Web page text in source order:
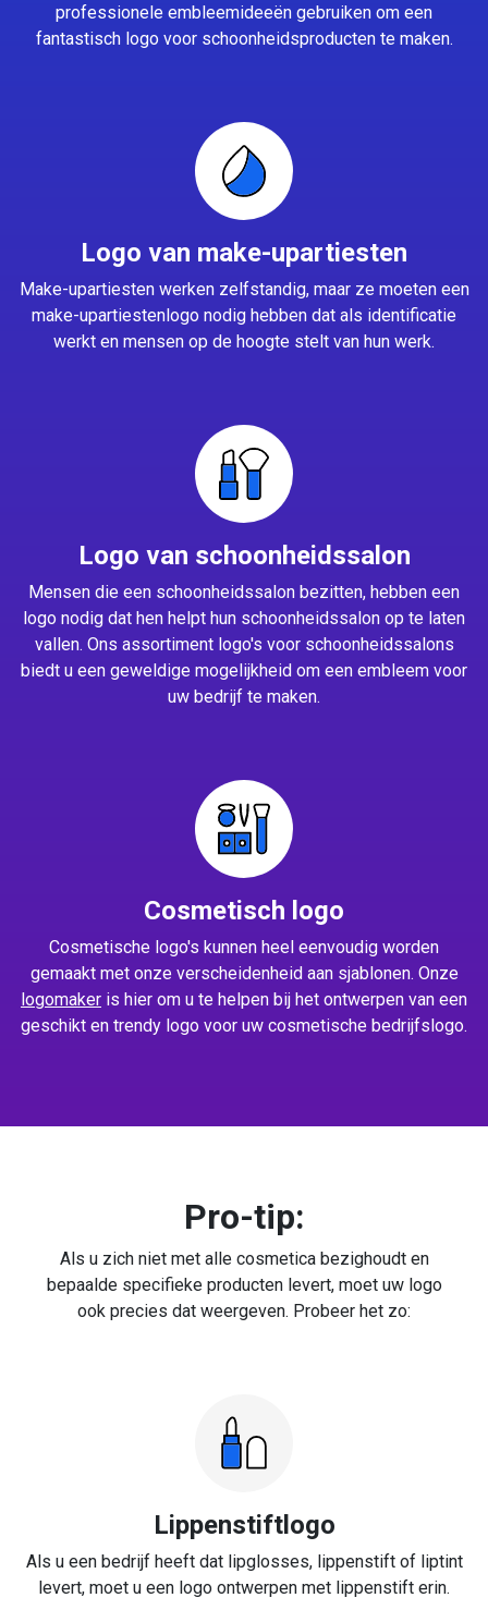
professionele embleemideeën gebruiken om een
fantastisch logo voor schoonheidsproducten te maken.
Logo van make-upartiesten
Make-upartiesten werken zelfstandig, maar ze moeten een
make-upartiestenlogo nodig hebben dat als identificatie
werkt en mensen op de hoogte stelt van hun werk.
Logo van schoonheidssalon
Mensen die een schoonheidssalon bezitten, hebben een
logo nodig dat hen helpt hun schoonheidssalon op te laten
vallen. Ons assortiment logo's voor schoonheidssalons
biedt u een geweldige mogelijkheid om een embleem voor
uw bedrijf te maken.
Cosmetisch logo
Cosmetische logo's kunnen heel eenvoudig worden
gemaakt met onze verscheidenheid aan sjablonen. Onze
logomaker is hier om u te helpen bij het ontwerpen van een
geschikt en trendy logo voor uw cosmetische bedrijfslogo.
Pro-tip:
Als u zich niet met alle cosmetica bezighoudt en
bepaalde specifieke producten levert, moet uw logo
ook precies dat weergeven. Probeer het zo:
Lippenstiftlogo
Als u een bedrijf heeft dat lipglosses, lippenstift of liptint
levert, moet u een logo ontwerpen met lippenstift erin.